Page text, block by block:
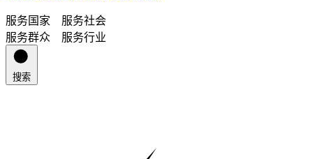
服务国家 服务社会
服务群众 服务行业
搜索